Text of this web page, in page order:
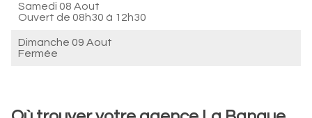
Samedi 08 Aout
Ouvert de 08h30 à 12h30
Dimanche 09 Aout
Fermée